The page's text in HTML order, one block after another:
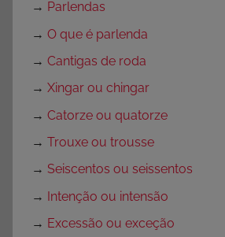
→ Parlendas
→ O que é parlenda
→ Cantigas de roda
→ Xingar ou chingar
→ Catorze ou quatorze
→ Trouxe ou trousse
→ Seiscentos ou seissentos
→ Intenção ou intensão
→ Excessão ou exceção